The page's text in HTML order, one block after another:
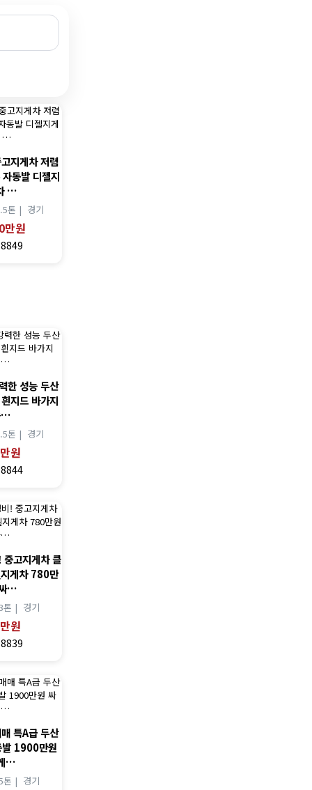
지게차 저렴
동발 디젤지
…
톤 | 경기
만원
한 성능 두산
지드 바가지
…
톤 | 경기
원
중고지게차 클
게차 780만
…
톤 | 경기
원
특A급 두산
발 1900만원
…
톤 | 경기